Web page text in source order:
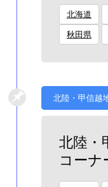
北海道
秋田県
北陸・甲信越
北陸・
コーナ